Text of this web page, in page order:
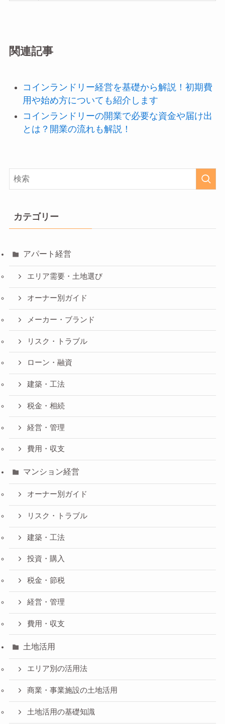
関連記事
コインランドリー経営を基礎から解説！初期費
用や始め方についても紹介します
コインランドリーの開業で必要な資金や届け出
とは？開業の流れも解説！
カテゴリー
アパート経営
エリア需要・土地選び
オーナー別ガイド
メーカー・ブランド
リスク・トラブル
ローン・融資
建築・工法
税金・相続
経営・管理
費用・収支
マンション経営
オーナー別ガイド
リスク・トラブル
建築・工法
投資・購入
税金・節税
経営・管理
費用・収支
土地活用
エリア別の活用法
商業・事業施設の土地活用
土地活用の基礎知識